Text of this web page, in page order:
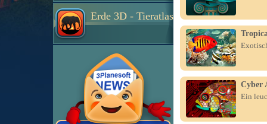
Erde 3D - Tieratlas
Cyber
Ein